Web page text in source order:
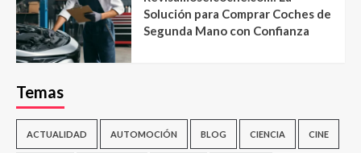
Solución para Comprar Coches de
Segunda Mano con Confianza
Temas
ACTUALIDAD AUTOMOCIÓN BLOG CIENCIA CINE